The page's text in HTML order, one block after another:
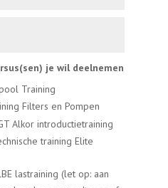
je wil deelnemen
Training
Filters en Pompen
Alkor introductietraining
training Elite
lastraining (let op: aan